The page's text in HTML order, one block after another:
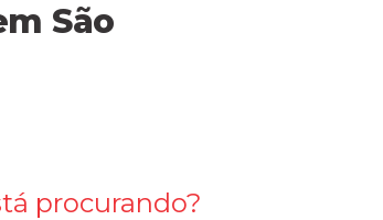
São
procurando?